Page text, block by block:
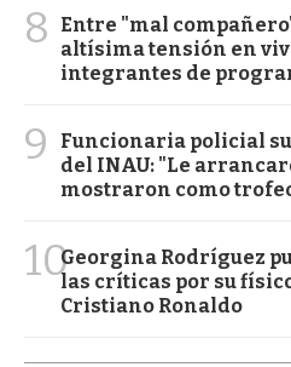
8
Entre "mal
altísima tensión en
integrantes de
9
Funcionaria policial
del INAU: "Le
mostraron como
10Georgina Rodríguez
las críticas por su
Cristiano Ronaldo